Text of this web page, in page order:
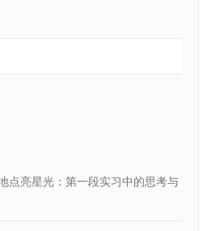
点亮星光：第一段实习中的思考与